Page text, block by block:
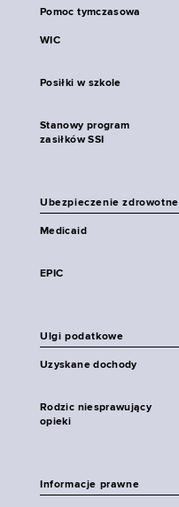
Pomoc tymczasowa
WIC
Posiłki w szkole
Stanowy program
zasiłków SSI
Ubezpieczenie zdrowotne
Medicaid
EPIC
Ulgi podatkowe
Uzyskane dochody
Rodzic niesprawujący
opieki
Informacje prawne